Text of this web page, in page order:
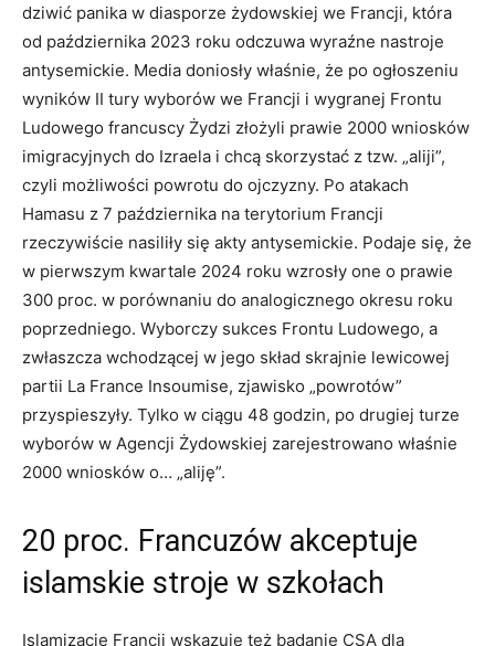
dziwić panika w diasporze żydowskiej we Francji, która
od października 2023 roku odczuwa wyraźne nastroje
antysemickie. Media doniosły właśnie, że po ogłoszeniu
wyników II tury wyborów we Francji i wygranej Frontu
Ludowego francuscy Żydzi złożyli prawie 2000 wniosków
imigracyjnych do Izraela i chcą skorzystać z tzw. „aliji”,
czyli możliwości powrotu do ojczyzny. Po atakach
Hamasu z 7 października na terytorium Francji
rzeczywiście nasiliły się akty antysemickie. Podaje się, że
w pierwszym kwartale 2024 roku wzrosły one o prawie
300 proc. w porównaniu do analogicznego okresu roku
poprzedniego. Wyborczy sukces Frontu Ludowego, a
zwłaszcza wchodzącej w jego skład skrajnie lewicowej
partii La France Insoumise, zjawisko „powrotów”
przyspieszyły. Tylko w ciągu 48 godzin, po drugiej turze
wyborów w Agencji Żydowskiej zarejestrowano właśnie
2000 wniosków o… „aliję”.
20 proc. Francuzów akceptuje
islamskie stroje w szkołach
Islamizację Francji wskazuje też badanie CSA dla